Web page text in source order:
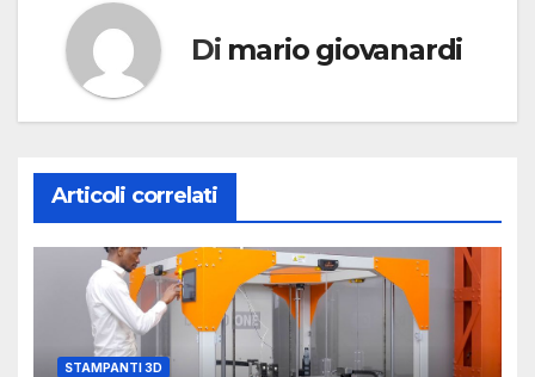
Di mario giovanardi
Articoli correlati
STAMPANTI 3D